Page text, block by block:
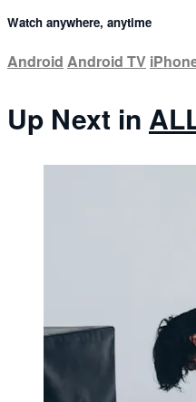
Watch anywhere, anytime
Android Android TV
Up Next in